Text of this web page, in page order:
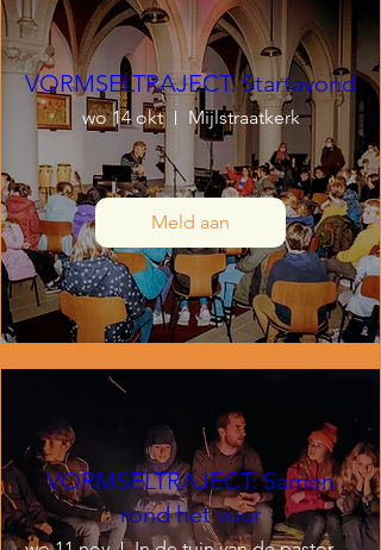
VORMSELTRAJECT: Startavond
wo 14 okt Mijlstraatkerk
Meld aan
VORMSELTRAJECT: Samen
rond het vuur